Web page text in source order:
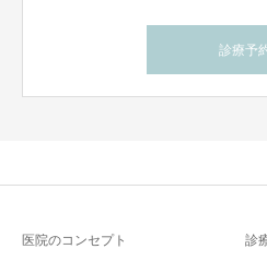
診療予
医院のコンセプト 診